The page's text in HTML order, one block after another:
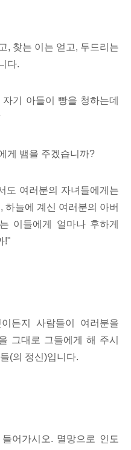
, 찾는 이는 얻고, 두드리는
다.
기 아들이 빵을 청하는데
게 뱀을 주겠습니까?
도 여러분의 자녀들에게는
하늘에 계신 여러분의 아버
이들에게 얼마나 후하게
!"
든지 사람들이 여러분을
그대로 그들에게 해 주시
(의 정신)입니다.
어가시오. 멸망으로 인도